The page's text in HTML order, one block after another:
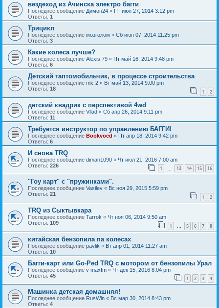
вездеход из Ачинска электро багги
Последнее сообщение Димон24 « Пт июн 27, 2014 3:12 pm
Ответы: 1
Трицикл
Последнее сообщение мозголом « Сб июн 07, 2014 11:25 pm
Ответы: 3
Какие колеса лучше?
Последнее сообщение Alexis.79 « Пт май 16, 2014 9:48 pm
Ответы: 6
Детский таптомобильчик, в процессе строительства
Последнее сообщение mk-2 « Вт май 13, 2014 9:00 pm
Ответы: 18 1 2
детский квадрик с перспективой 4wd
Последнее сообщение Vllad « Сб апр 26, 2014 9:11 pm
Ответы: 11
Требуется инструктор по управлению БАГГИ!
Последнее сообщение Bookvoed « Пт апр 18, 2014 9:42 pm
Ответы: 6
И снова TRQ
Последнее сообщение diman1090 « Чт июл 21, 2016 7:00 am
Ответы: 226 1 13 14 15 16
"Гоу карт" с "пружинками".
Последнее сообщение Vasilev « Вс ноя 29, 2015 5:59 pm
Ответы: 21 1 2
TRQ из Сыктывкара
Последнее сообщение Tarrok « Чт ноя 06, 2014 9:50 am
Ответы: 109 1 … 5 6 7 8
китайская бензопила па колесах
Последнее сообщение pavlik « Вт апр 01, 2014 11:27 am
Ответы: 10
Багги-карт или Go-Ped TRQ c мотором от бензопилы Урал
Последнее сообщение v max!m « Чт дек 15, 2016 8:04 pm
Ответы: 45 1 2 3 4
Машинка детская домашняя!
Последнее сообщение RusWin « Вс мар 30, 2014 8:43 pm
Ответы: 4